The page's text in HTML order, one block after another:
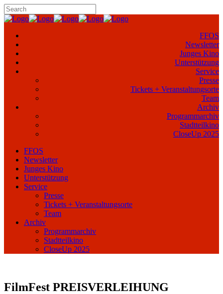
FFOS
Newsletter
Junges Kino
Unterstützung
Service
Presse
Tickets + Veranstaltungsorte
Team
Archiv
Programmarchiv
Stadtteilkino
CloseUp 2025
FFOS
Newsletter
Junges Kino
Unterstützung
Service
Presse
Tickets + Veranstaltungsorte
Team
Archiv
Programmarchiv
Stadtteilkino
CloseUp 2025
FilmFest PREISVERLEIHUNG